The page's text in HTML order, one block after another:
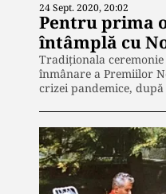
24 Sept. 2020, 20:02
Pentru prima
întâmplă cu
Tradiționala
înmânare a Premiilor
crizei pandemice,